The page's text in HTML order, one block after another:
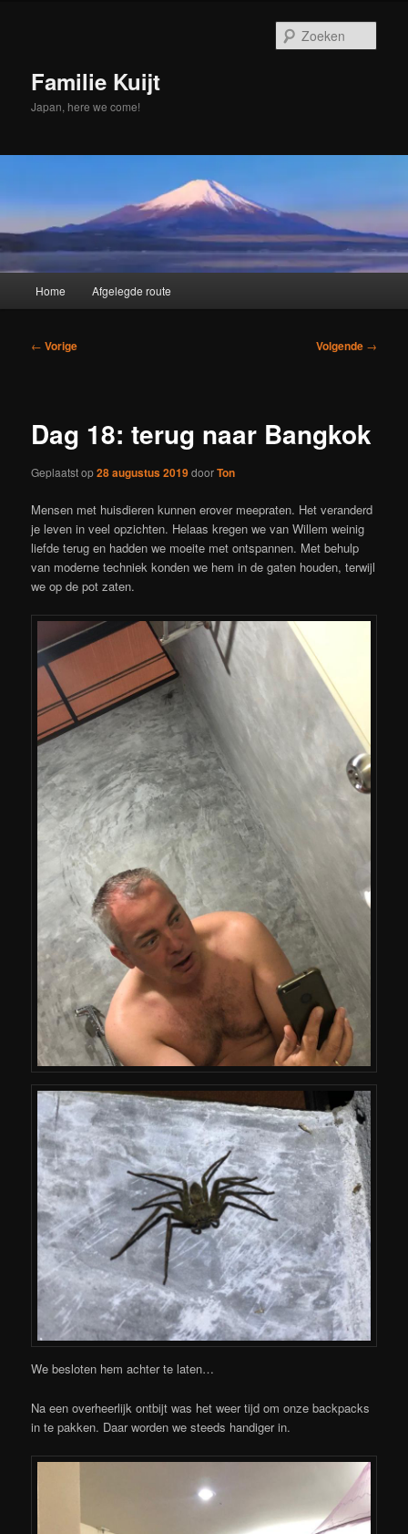
inhoudFamilie Kuijt
Japan, here we come!
Home Afgelegde route
Bericht
← Vorige Volgende →
Dag 18: terug naar Bangkok
Geplaatst op28 augustus 2019doorTon
Mensen met huisdieren kunnen erover meepraten. Het veranderd
je leven in veel opzichten. Helaas kregen we van Willem weinig
liefde terug en hadden we moeite met ontspannen. Met behulp
van moderne techniek konden we hem in de gaten houden, terwijl
we op de pot zaten.
We besloten hem achter te laten…
Na een overheerlijk ontbijt was het weer tijd om onze backpacks
in te pakken. Daar worden we steeds handiger in.